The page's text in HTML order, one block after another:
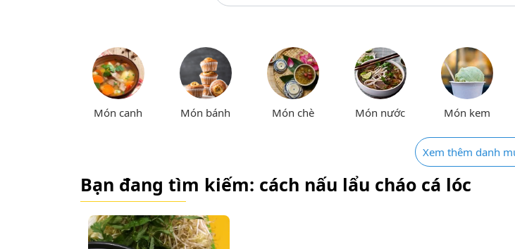
Món canh Món bánh Món chè Món nước Món kem
Xem thêm danh
Bạn đang tìm kiếm: cách nấu lẩu cháo cá lóc